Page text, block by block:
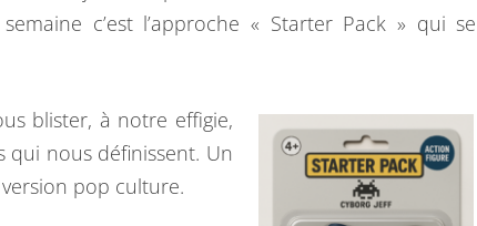
R
I
c’est l’approche « Starter Pack » qui se
blister, à notre effigie,
qui nous définissent. Un
pop culture.